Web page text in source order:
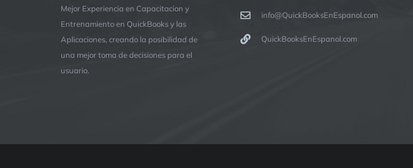
Mejor Experiencia en Capacitacion y
Entrenamiento en QuickBooks y las
Aplicaciones, creando la posibilidad de
una mejor toma de decisiones para el
usuario.
info@QuickBooksEnEspanol.com
QuickBooksEnEspanol.com